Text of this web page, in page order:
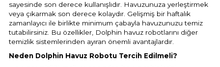
Kalsiyum Hipoklorit
Süper Pool
Ayak Havuzu
Bahçe Havuz
sayesinde son derece kullanışlıdır. Havuzunuza yerleştirmek
veya çıkarmak son derece kolaydır. Gelişmiş bir haftalık
zamanlayıcı ile birlikte minimum çabayla havuzunuzu temiz
tutabilirsiniz. Bu özellikler, Dolphin havuz robotlarını diğer
temizlik sistemlerinden ayıran önemli avantajlardır.
Neden Dolphin Havuz Robotu Tercih Edilmeli?